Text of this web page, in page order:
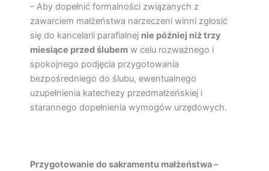
– Aby dopełnić formalności związanych z
zawarciem małżeństwa narzeczeni winni zgłosić
się do kancelarii parafialnej nie później niż trzy
miesiące przed ślubem w celu rozważnego i
spokojnego podjęcia przygotowania
bezpośredniego do ślubu, ewentualnego
uzupełnienia katechezy przedmałżeńskiej i
starannego dopełnienia wymogów urzędowych.
Przygotowanie do sakramentu małżeństwa –